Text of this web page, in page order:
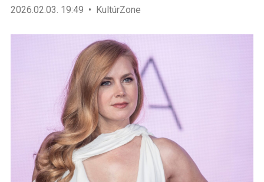
2026.02.03. 19:49 KultúrZone